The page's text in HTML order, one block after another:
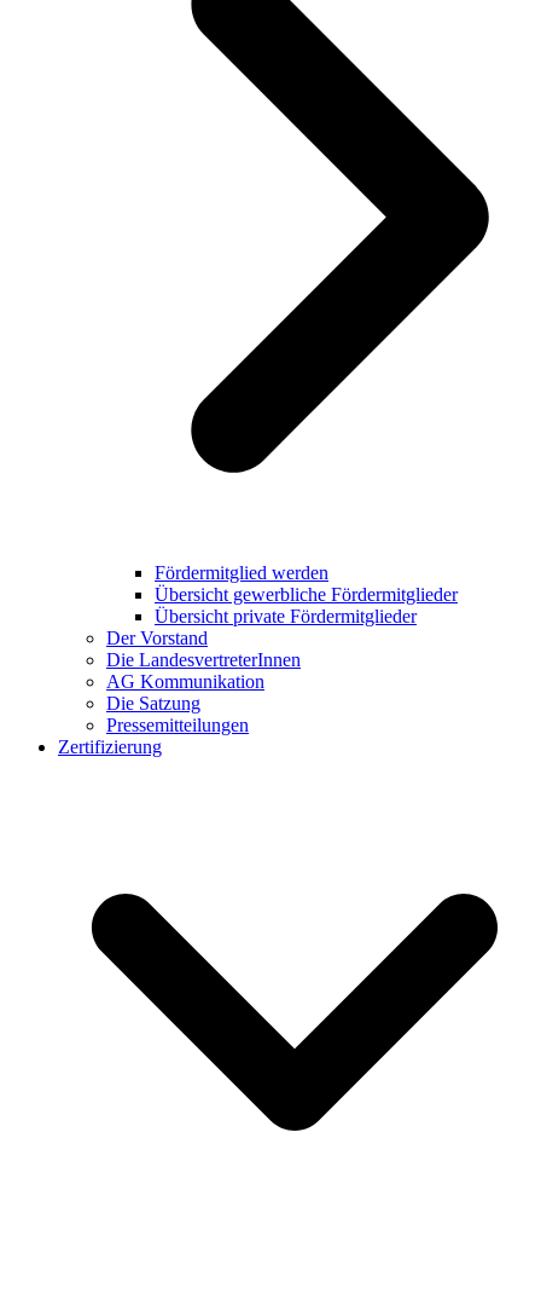
Fördermitglied werden
Übersicht gewerbliche Fördermitglieder
Übersicht private Fördermitglieder
Der Vorstand
Die LandesvertreterInnen
AG Kommunikation
Die Satzung
Pressemitteilungen
Zertifizierung